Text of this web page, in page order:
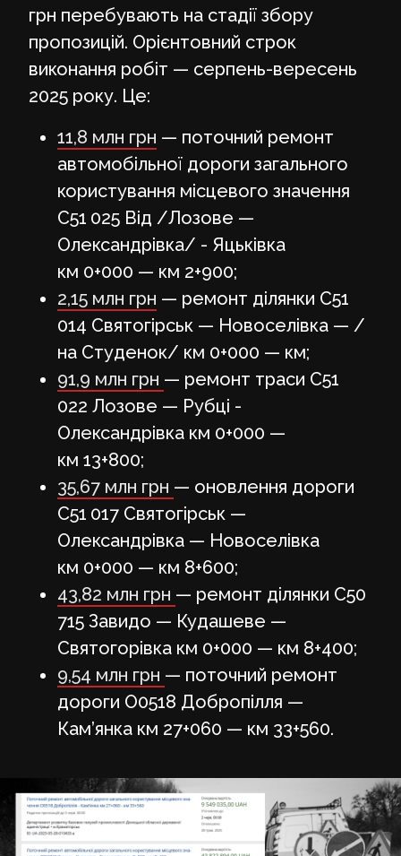
грн перебувають на стадії збору
пропозицій. Орієнтовний строк
виконання робіт — серпень-вересень
2025 року. Це:
11,8 млн грн — поточний ремонт
автомобільної дороги загального
користування місцевого значення
С51 025 Від /Лозове —
Олександрівка/ - Яцьківка
км 0+000 — км 2+900;
2,15 млн грн — ремонт ділянки С51
014 Святогірськ — Новоселівка — /
на Студенок/ км 0+000 — км;
91,9 млн грн — ремонт траси С51
022 Лозове — Рубці -
Олександрівка км 0+000 —
км 13+800;
35,67 млн грн — оновлення дороги
С51 017 Святогірськ —
Олександрівка — Новоселівка
км 0+000 — км 8+600;
43,82 млн грн — ремонт ділянки С50
715 Завидо — Кудашеве —
Святогорівка км 0+000 — км 8+400;
9,54 млн грн — поточний ремонт
дороги О0518 Добропілля —
Кам’янка км 27+060 — км 33+560.